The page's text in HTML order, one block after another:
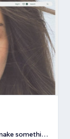
Hello Agency - now is the best time to make something new!